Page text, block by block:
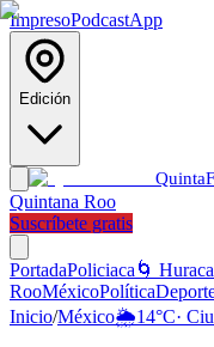
ImpresoPodcastApp
Edición
Quinta
Quintana Roo
Suscríbete gratis
PortadaPoliciaca 🌀
RooMéxicoPolítica
Inicio/México🌦️14°C·